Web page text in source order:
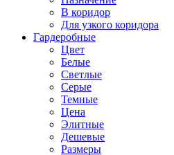
В коридор
Для узкого коридора
Гардеробные
Цвет
Белые
Светлые
Серые
Темные
Цена
Элитные
Дешевые
Размеры